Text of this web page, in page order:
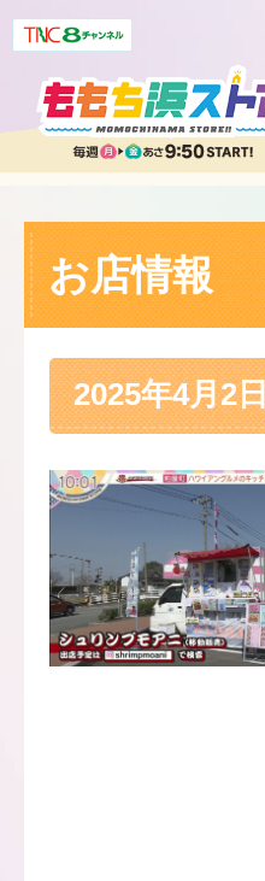
お店情報
2025年4月2